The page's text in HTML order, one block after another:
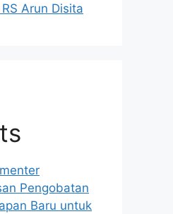
Arun Disita
Pengobatan
Baru untuk